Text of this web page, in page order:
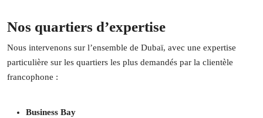
Nos quartiers d’expertise
Nous intervenons sur l’ensemble de Dubaï, avec une expertise
particulière sur les quartiers les plus demandés par la clientèle
francophone :
Business Bay